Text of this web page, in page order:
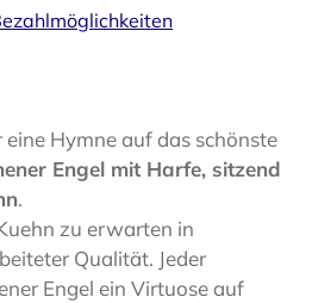
eine Hymne auf das schönste
Engel mit Harfe, sitzend
.
zu erwarten in
Qualität. Jeder
Engel ein Virtuose auf